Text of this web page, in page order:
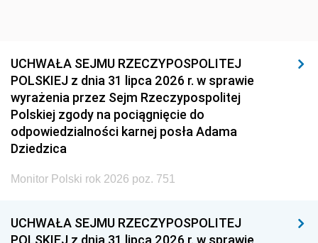
UCHWAŁA SEJMU RZECZYPOSPOLITEJ
POLSKIEJ z dnia 31 lipca 2026 r. w sprawie
wyrażenia przez Sejm Rzeczypospolitej
Polskiej zgody na pociągnięcie do
odpowiedzialności karnej posła Adama
Dziedzica
Monitor Polski rok 2026 poz. 751
UCHWAŁA SEJMU RZECZYPOSPOLITEJ